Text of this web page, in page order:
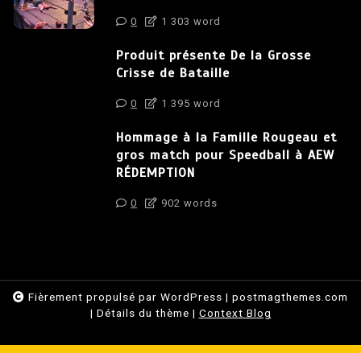
0 1 303 word
Produit présente De la Grosse
Crisse de Bataille
0 1 395 word
Hommage à la Famille Rougeau et
gros match pour Speedball à AEW
RÉDEMPTION
0 902 words
Fièrement propulsé par WordPress | postmagthemes.com
| Détails du thème | Context Blog